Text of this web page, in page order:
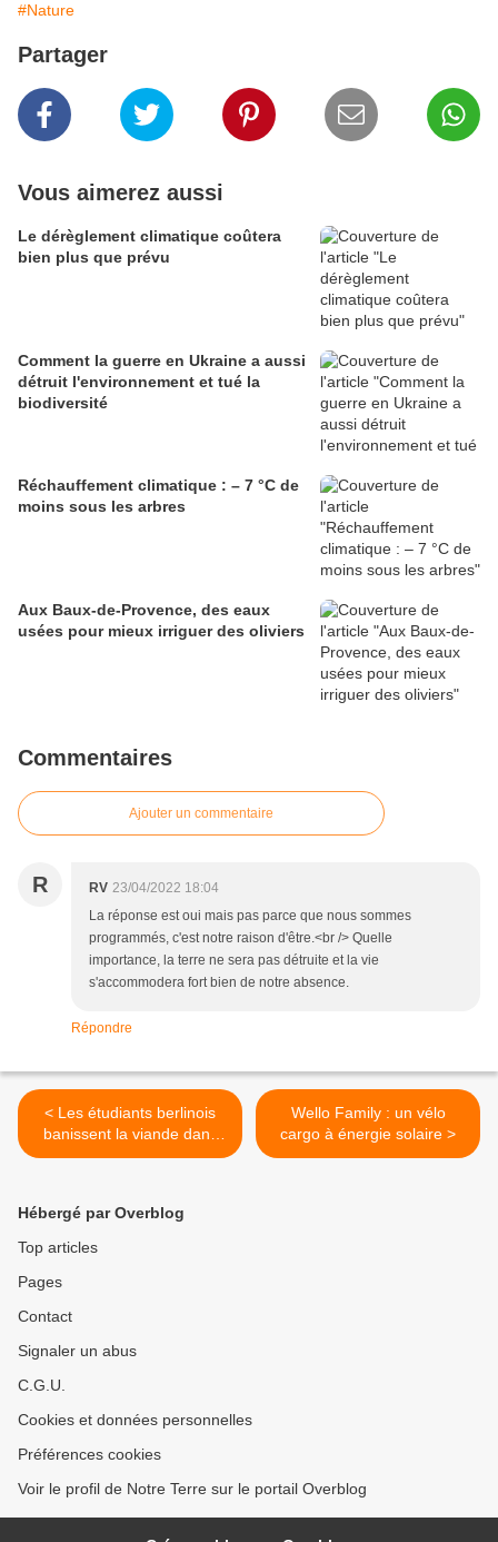
#Nature
Partager
Vous aimerez aussi
Le dérèglement climatique coûtera
bien plus que prévu
Comment la guerre en Ukraine a aussi
détruit l'environnement et tué la
biodiversité
Réchauffement climatique : – 7 °C de
moins sous les arbres
Aux Baux-de-Provence, des eaux
usées pour mieux irriguer des oliviers
Commentaires
Ajouter un commentaire
R RV 23/04/2022 18:04
La réponse est oui mais pas parce que nous sommes
programmés, c'est notre raison d'être.<br /> Quelle
importance, la terre ne sera pas détruite et la vie
s'accommodera fort bien de notre absence.
Répondre
< Les étudiants berlinois
banissent la viande dans
leur restaurant universitaire
Wello Family : un vélo
cargo à énergie solaire >
Hébergé par Overblog
Top articles
Pages
Contact
Signaler un abus
C.G.U.
Cookies et données personnelles
Préférences cookies
Voir le profil de Notre Terre sur le portail Overblog